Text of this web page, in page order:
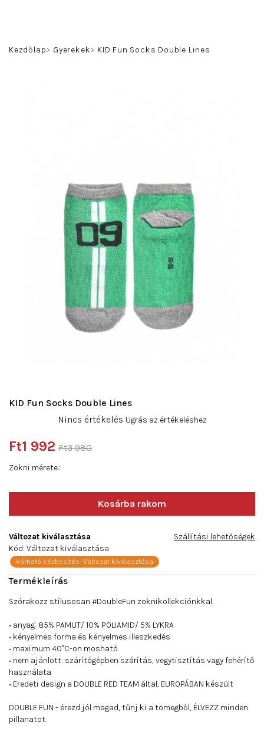
Kezdőlap Gyerekek KID Fun Socks Double Lines
Szórakozz stílusosan #DoubleFun zoknikollekciónkkal.
• anyag: 85% PAMUT/ 10% POLIAMID/ 5% LYKRA
• kényelmes forma és kényelmes illeszkedés
• maximum 40°C-on mosható
• nem ajánlott: szárítógépben szárítás, vegytisztítás vagy fehérítő
használata
• Eredeti design a DOUBLE RED TEAM által, EUROPÁBAN készült
DOUBLE FUN - érezd jól magad, tűnj ki a tömegből, ÉLVEZZ minden
pillanatot.
Zokni mérete
Ft3 980
Ft1 992
Változat kiválasztása
Várható kézbesítés: Változat kiválasztása
Szállítási lehetőségek
Kód: Változat kiválasztása
KID Fun Socks Double Lines
átlagos
értékelése
5-
Nincs értékelés Ugrás az értékeléshez